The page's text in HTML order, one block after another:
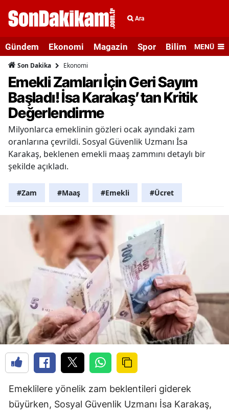
Ara
Gündem Ekonomi Magazin Spor Bilim veMENÜ
Son Dakika Ekonomi
Emekli Zamları İçin Geri Sayım
Başladı! İsa Karakaş’tan Kritik
Değerlendirme
Milyonlarca emeklinin gözleri ocak ayındaki zam
oranlarına çevrildi. Sosyal Güvenlik Uzmanı İsa
Karakaş, beklenen emekli maaş zammını detaylı bir
şekilde açıkladı.
#Zam #Maaş #Emekli #Ücret
Emeklilere yönelik zam beklentileri giderek
büyürken, Sosyal Güvenlik Uzmanı İsa Karakaş,